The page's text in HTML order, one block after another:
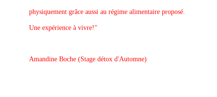
physiquement grâce aussi au régime alimentaire proposé.
Une expérience à vivre!"
Amandine Boche (Stage détox d'Automne)